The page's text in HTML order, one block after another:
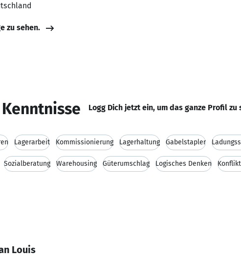
zu sehen.
Logg Dich jetzt ein, um das ganze Profil zu
Lagerarbeit Kommissionierung Lagerhaltung Gabelstapler
Sozialberatung Warehousing Güterumschlag Logisches Denken
Louis